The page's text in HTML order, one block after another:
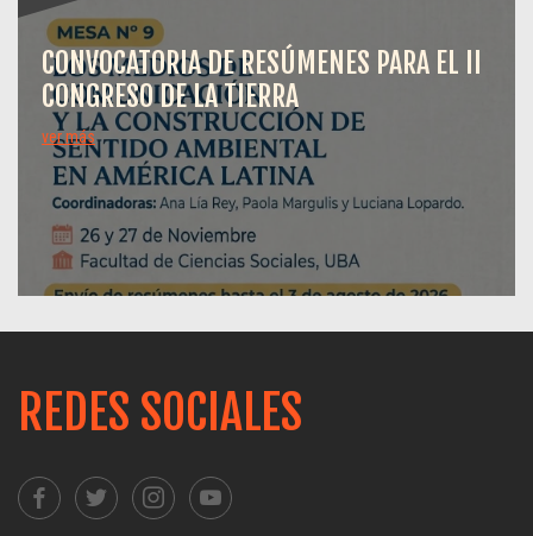
CONVOCATORIA DE RESÚMENES PARA EL II
CONGRESO DE LA TIERRA
ver más
REDES SOCIALES